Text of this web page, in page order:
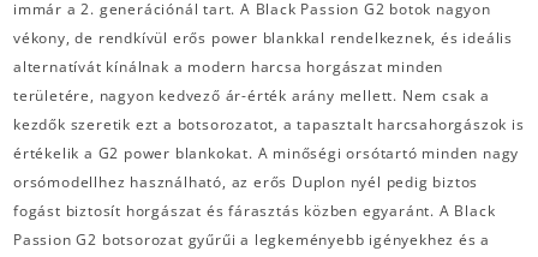
immár a 2. generációnál tart. A Black Passion G2 botok nagyon
vékony, de rendkívül erős power blankkal rendelkeznek, és ideális
alternatívát kínálnak a modern harcsa horgászat minden
területére, nagyon kedvező ár-érték arány mellett. Nem csak a
kezdők szeretik ezt a botsorozatot, a tapasztalt harcsahorgászok is
értékelik a G2 power blankokat. A minőségi orsótartó minden nagy
orsómodellhez használható, az erős Duplon nyél pedig biztos
fogást biztosít horgászat és fárasztás közben egyaránt. A Black
Passion G2 botsorozat gyűrűi a legkeményebb igényekhez és a